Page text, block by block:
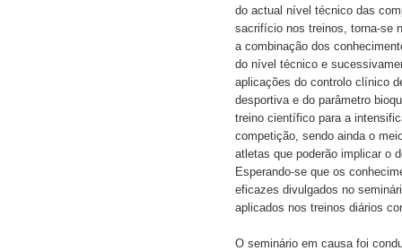
do actual nível técnico das
sacrifício nos treinos, torna-se
a combinação dos
do nível técnico e
aplicações do controlo clínico
desportiva e do parâmetro
treino científico para a
competição, sendo ainda o
atletas que poderão implicar o
Esperando-se que os
eficazes divulgados no
aplicados nos treinos diários
O seminário em causa foi